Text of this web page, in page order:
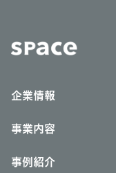
企業情報
事業内容
事例紹介